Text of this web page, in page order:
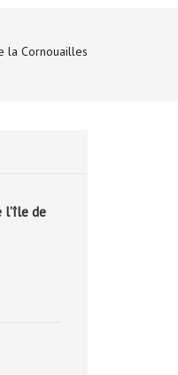
la Cornouailles
l’île de